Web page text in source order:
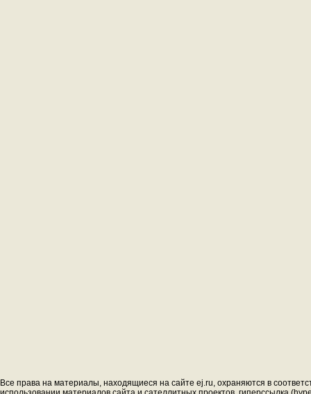
Все права на материалы, находящиеся на сайте ej.ru, охраняются в